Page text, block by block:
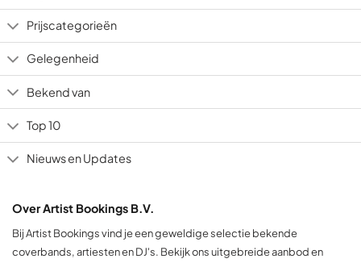
Prijscategorieën
Gelegenheid
Bekend van
Top 10
Nieuws en Updates
Over Artist Bookings B.V.
Bij Artist Bookings vind je een geweldige selectie bekende
coverbands, artiesten en DJ's. Bekijk ons uitgebreide aanbod en